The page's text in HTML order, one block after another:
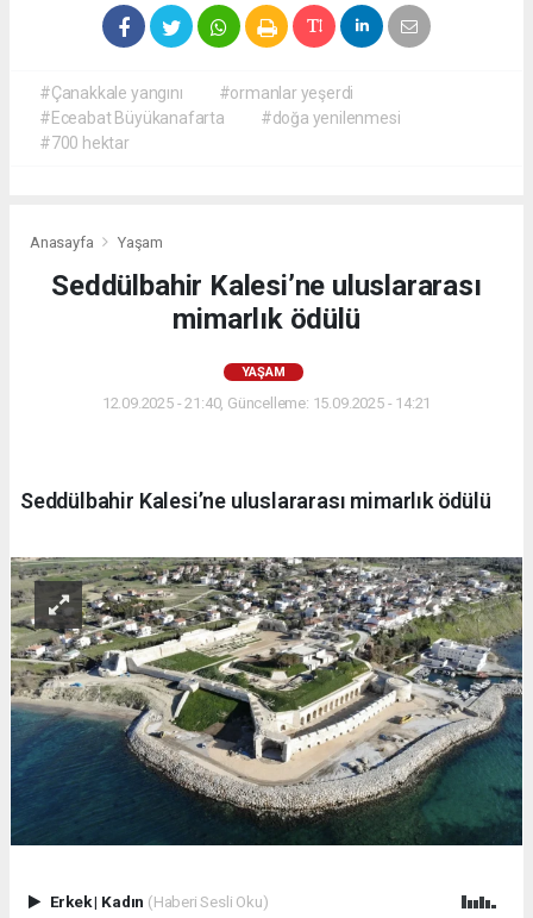
#Çanakkale yangını
#ormanlar yeşerdi
#Eceabat Büyükanafarta
#doğa yenilenmesi
#700 hektar
Anasayfa Yaşam
Seddülbahir Kalesi’ne uluslararası
mimarlık ödülü
YAŞAM
12.09.2025 - 21:40, Güncelleme: 15.09.2025 - 14:21
Seddülbahir Kalesi’ne uluslararası mimarlık ödülü
Erkek| Kadın (Haberi Sesli Oku)